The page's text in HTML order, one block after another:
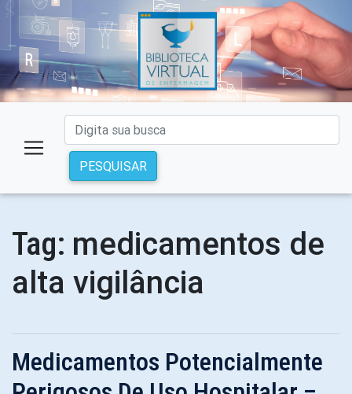
PESQUISAR
Tag: medicamentos de
alta vigilância
Medicamentos Potencialmente